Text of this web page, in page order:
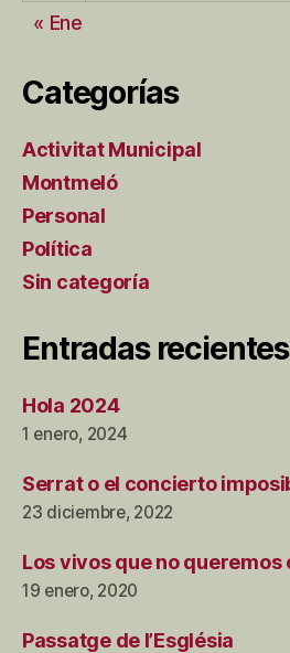
« Ene
Categorías
Activitat Municipal
Montmeló
Personal
Política
Sin categoría
Entradas recientes
Hola 2024
1 enero, 2024
Serrat o el concierto
23 diciembre, 2022
Los vivos que no queremos
19 enero, 2020
Passatge de l’Església